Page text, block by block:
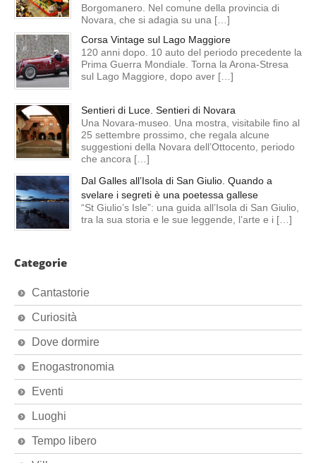
Borgomanero. Nel comune della provincia di
Novara, che si adagia su una […]
Corsa Vintage sul Lago Maggiore
120 anni dopo. 10 auto del periodo precedente la
Prima Guerra Mondiale. Torna la Arona-Stresa
sul Lago Maggiore, dopo aver […]
Sentieri di Luce. Sentieri di Novara
Una Novara-museo. Una mostra, visitabile fino al
25 settembre prossimo, che regala alcune
suggestioni della Novara dell’Ottocento, periodo
che ancora […]
Dal Galles all’Isola di San Giulio. Quando a
svelare i segreti è una poetessa gallese
“St Giulio’s Isle”: una guida all’Isola di San Giulio,
tra la sua storia e le sue leggende, l’arte e i […]
Categorie
Cantastorie
Curiosità
Dove dormire
Enogastronomia
Eventi
Luoghi
Tempo libero